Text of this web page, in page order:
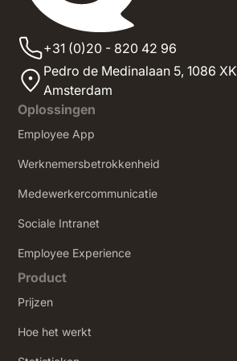
+31 (0)20 - 820 42 96
Pedro de Medinalaan 5,1086 XK
Amsterdam
Oplossingen
Employee App
Werknemersbetrokkenheid
Medewerkercommunicatie
Sociale Intranet
‍Employee Experience
Product
Prijzen
Hoe het werkt